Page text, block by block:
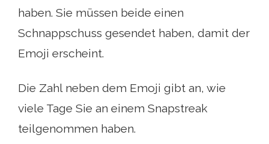
haben. Sie müssen beide einen
Schnappschuss gesendet haben, damit der
Emoji erscheint.
Die Zahl neben dem Emoji gibt an, wie
viele Tage Sie an einem Snapstreak
teilgenommen haben.